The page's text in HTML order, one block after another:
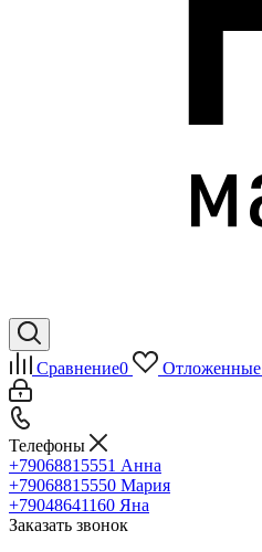
Сравнение0 Отложенные
Телефоны
+79068815551 Анна
+79068815550 Мария
+79048641160 Яна
Заказать звонок